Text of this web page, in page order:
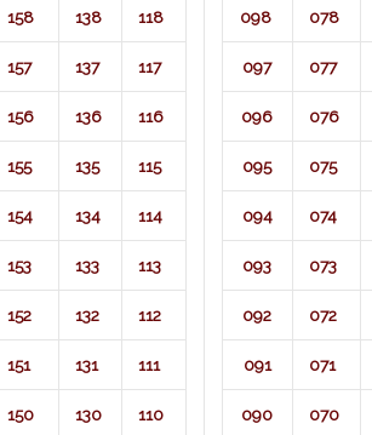
158 138 118
157 137 117
156 136 116
155 135 115
154 134 114
153 133 113
152 132 112
151 131 111
150 130 110
098 078
097 077
096 076
095 075
094 074
093 073
092 072
091 071​
090 070